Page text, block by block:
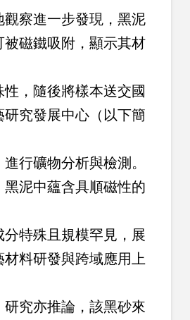
觀察進一步發現，黑泥
被磁鐵吸附，顯示其材
性，隨後將樣本送交國
研究發展中心（以下簡
行礦物分析與檢測。
黑泥中蘊含具順磁性的
分特殊且規模罕見，展
材料研發與跨域應用上
研究亦推論，該黑砂來